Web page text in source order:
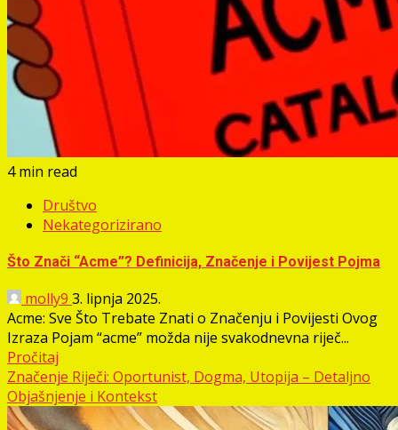
4 min read
Društvo
Nekategorizirano
Što Znači “Acme”? Definicija, Značenje i Povijest Pojma
molly9 3. lipnja 2025.
Acme: Sve Što Trebate Znati o Značenju i Povijesti Ovog
Izraza Pojam “acme” možda nije svakodnevna riječ...
Pročitaj
Značenje Riječi: Oportunist, Dogma, Utopija – Detaljno
Objašnjenje i Kontekst